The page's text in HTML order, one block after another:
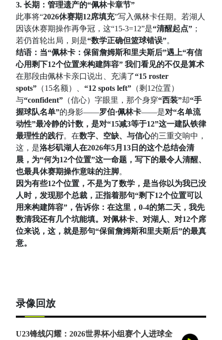
3. 长期：管理遗产的“佩林卡章节”
此事将“2026休赛期12席填充”写入佩林卡任期。若湖人
因该休赛期操作再争冠，这“15-3=12”是“清醒起点” ；
若仍首轮出局，则是“数学正确但篮球错误”。
结语：当“佩林卡：保留詹姆斯和里夫斯后”遇上“有信
心用剩下12个位置来构建阵容” 我们看见的不仅是算术
在那段由佩林卡亲口说出、充满了“15 roster
spots” （15名额）、 “12 spots left” （剩12位置）
与“confident” （信心）字眼里，那个身穿“西装”却“手
握球队名单”的身影——罗伯·佩林卡——是对“名单流
动性”最冷静的计数，是对“15减3等于12”这一建队铁律
最理性的践行。在数字、空缺、与信心的三重交响中，
这，是洛杉矶湖人在2026年5月13日的这个总结会清
晨，为“何为12个位置”这一命题，写下的最令人清醒、
也最具休赛期操作意味的注脚。
因为有些12个位置，不是为了数学，是当你以为我已没
人时，发现那个总裁，正指着那句“剩下12个位置可以
用来构建阵容”，告诉你：在这里，0-4的第二天，我先
数清我还有几个坑能填。对佩林卡、对湖人、对12个席
位来说，这，就是那句“保留詹姆斯和里夫斯后”的最真
意。
录像回放
U23锋线闪耀：2026世界杯小组赛个人进球全